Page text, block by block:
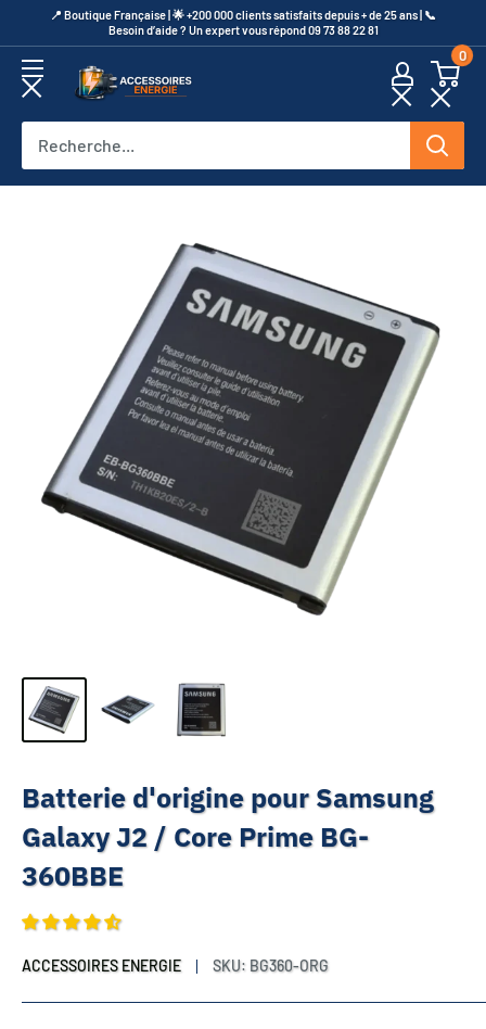
au
contenu
​📍​ Boutique Française | 🌟 +200 000 clients satisfaits depuis + de 25 ans | 📞​
Besoin d’aide ? Un expert vous répond 09 73 88 22 81
Accessoires
0
Batterie d'origine pour Samsung
Galaxy J2 / Core Prime BG-
360BBE
ACCESSOIRES ENERGIE SKU: BG360-ORG